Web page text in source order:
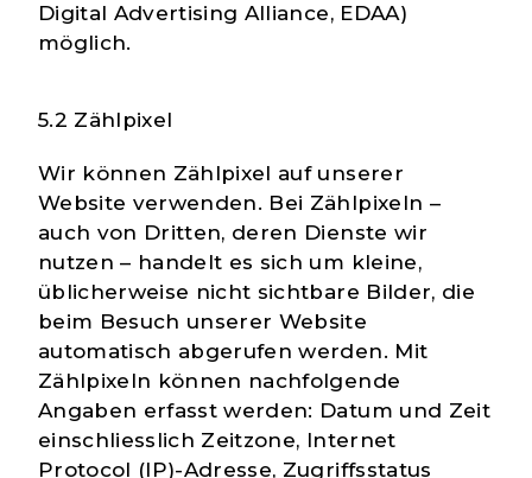
Digital Advertising Alliance, EDAA)
möglich.
5.2 Zählpixel
Wir können Zählpixel auf unserer
Website verwenden. Bei Zählpixeln –
auch von Dritten, deren Dienste wir
nutzen – handelt es sich um kleine,
üblicherweise nicht sichtbare Bilder, die
beim Besuch unserer Website
automatisch abgerufen werden. Mit
Zählpixeln können nachfolgende
Angaben erfasst werden: Datum und Zeit
einschliesslich Zeitzone, Internet
Protocol (IP)-Adresse, Zugriffsstatus